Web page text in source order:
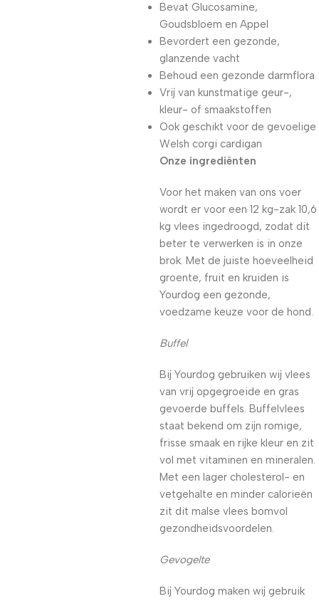
Bevat Glucosamine,
Goudsbloem en Appel
Bevordert een gezonde,
glanzende vacht
Behoud een gezonde darmflora
Vrij van kunstmatige geur-,
kleur- of smaakstoffen
Ook geschikt voor de gevoelige
Welsh corgi cardigan
Onze ingrediënten
Voor het maken van ons voer
wordt er voor een 12 kg-zak 10,6
kg vlees ingedroogd, zodat dit
beter te verwerken is in onze
brok. Met de juiste hoeveelheid
groente, fruit en kruiden is
Yourdog een gezonde,
voedzame keuze voor de hond.
Buffel
Bij Yourdog gebruiken wij vlees
van vrij opgegroeide en gras
gevoerde buffels. Buffelvlees
staat bekend om zijn romige,
frisse smaak en rijke kleur en zit
vol met vitaminen en mineralen.
Met een lager cholesterol- en
vetgehalte en minder calorieën
zit dit malse vlees bomvol
gezondheidsvoordelen.
Gevogelte
Bij Yourdog maken wij gebruik